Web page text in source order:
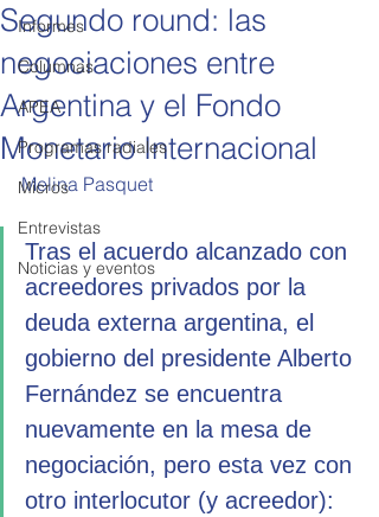
Informes
Columnas
APEA
Programas radiales
Micros
Entrevistas
Noticias y eventos
Segundo round: las
negociaciones entre
Argentina y el Fondo
Monetario Internacional
Melina Pasquet
Tras el acuerdo alcanzado con
acreedores privados por la
deuda externa argentina, el
gobierno del presidente Alberto
Fernández se encuentra
nuevamente en la mesa de
negociación, pero esta vez con
otro interlocutor (y acreedor):